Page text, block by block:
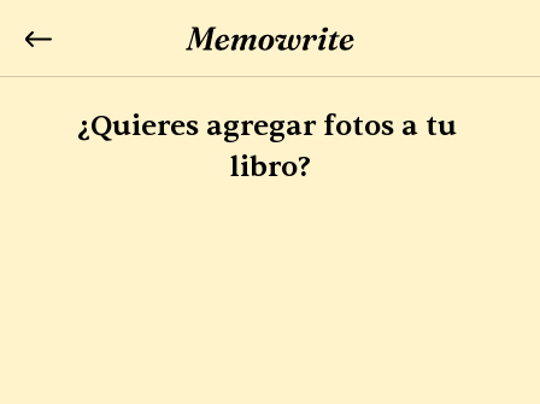
¿Quieres agregar fotos a tu
libro?